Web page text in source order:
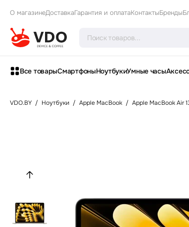
О магазинеДоставкаГарантия и оплатаКонтактыБренды
Все товарыСмартфоныНоутбукиУмные часы
VDO.BY / Ноутбуки / Apple MacBook / Apple MacBook Air